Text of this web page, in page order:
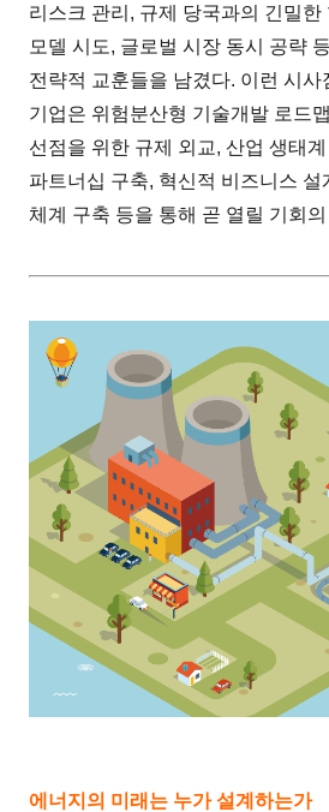
리스크 관리, 규제 당국과의 긴밀한
모델 시도, 글로벌 시장 동시 공략
전략적 교훈들을 남겼다. 이런 시사
기업은 위험분산형 기술개발 로드
선점을 위한 규제 외교, 산업 생태
파트너십 구축, 혁신적 비즈니스 설
체계 구축 등을 통해 곧 열릴 기회
에너지의 미래는 누가 설계하는가